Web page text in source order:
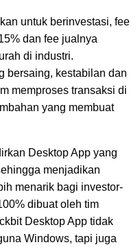
untuk berinvestasi, fee
dan fee jualnya
di industri.
bersaing, kestabilan dan
memproses transaksi di
yang membuat
Desktop App yang
menjadikan
menarik bagi investor-
dibuat oleh tim
Desktop App tidak
Windows, tapi juga